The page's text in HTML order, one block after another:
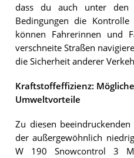
dass du auch unter den
Bedingungen die
können Fahrerinnen und
verschneite Straßen
die Sicherheit anderer
Kraftstoffeffizienz:
Umweltvorteile
Zu diesen
der außergewöhnlich
W 190 Snowcontrol 3